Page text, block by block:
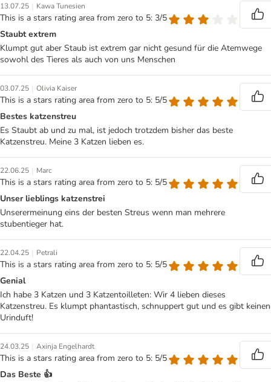
13.07.25 | Kawa Tunesien
This is a stars rating area from zero to 5: 3/5
Staubt extrem
Klumpt gut aber Staub ist extrem gar nicht gesund für die Atemwege
sowohl des Tieres als auch von uns Menschen
03.07.25 | Olivia Kaiser
This is a stars rating area from zero to 5: 5/5
Bestes katzenstreu
Es Staubt ab und zu mal, ist jedoch trotzdem bisher das beste
Katzenstreu. Meine 3 Katzen lieben es.
22.06.25 | Marc
This is a stars rating area from zero to 5: 5/5
Unser lieblings katzenstrei
Unserermeinung eins der besten Streus wenn man mehrere
stubentieger hat.
22.04.25 | Petrali
This is a stars rating area from zero to 5: 5/5
Genial
Ich habe 3 Katzen und 3 Katzentoilleten: Wir 4 lieben dieses
Katzenstreu. Es klumpt phantastisch, schnuppert gut und es gibt keinen
Urinduft!
24.03.25 | Axinja Engelhardt
This is a stars rating area from zero to 5: 5/5
Das Beste 👍